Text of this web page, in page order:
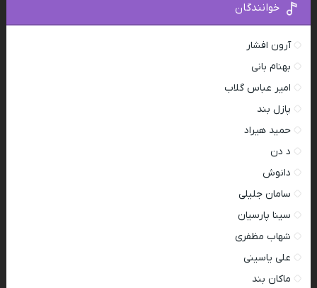
خوانندگان
آرون افشار
بهنام بانی
امیر عباس گلاب
پازل بند
حمید هیراد
د دن
دانوش
سامان جلیلی
سینا پارسیان
شهاب مظفری
علی یاسینی
ماکان بند